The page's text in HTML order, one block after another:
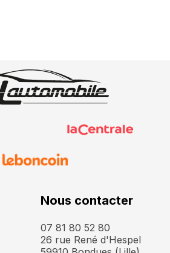
Nous contacter
07 81 80 52 80
26 rue René d'Hespel